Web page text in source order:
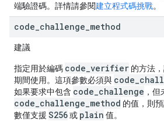
端驗證碼。詳情請參閱建立程式碼挑戰。
code challenge method
建議
指定用於編碼 code_verifier 的方法
期間使用。這項參數必須與
如果要求中包含 code_challenge ，
code_challenge_method 的值，則
數僅支援 S256或 plain 值。